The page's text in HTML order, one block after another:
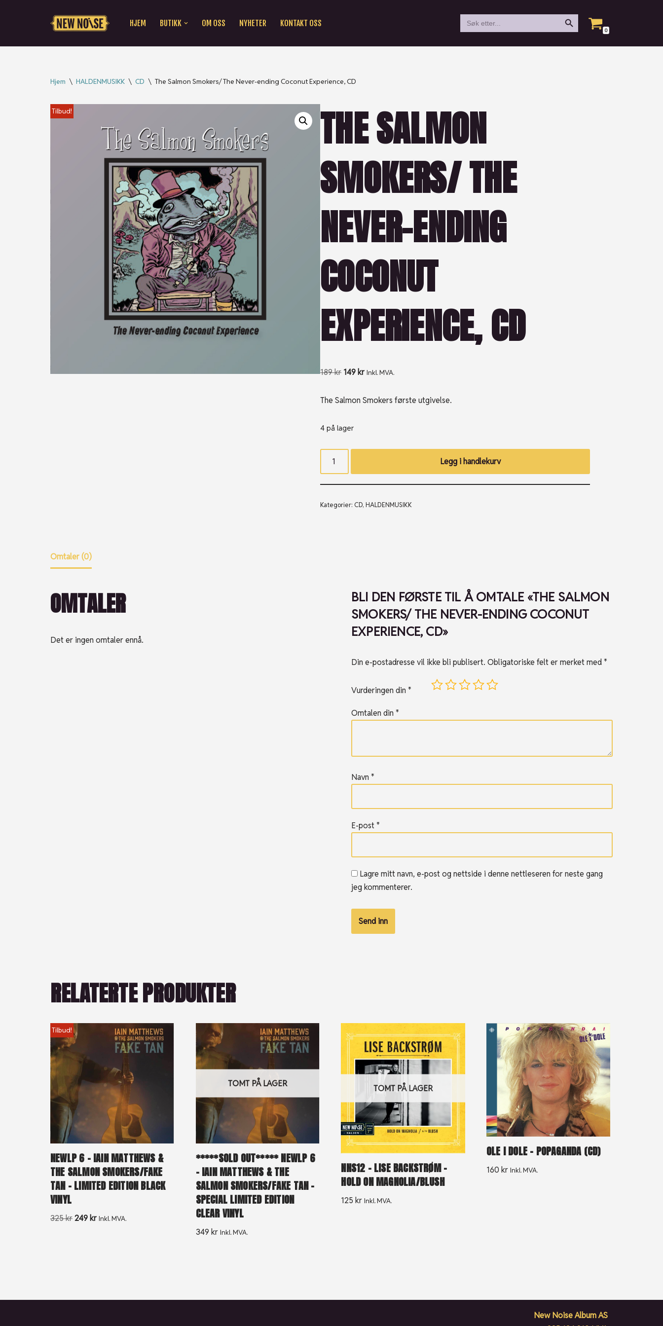
HJEM BUTIKK OM OSS NYHETER KONTAKT OSS
Search
for:
Search Button
0
Hjem \ HALDENMUSIKK \ CD \ The Salmon Smokers/ The Never-ending Coconut Experience, CD
Tilbud!
THE SALMON
SMOKERS/ THE
NEVER-ENDING
COCONUT
EXPERIENCE, CD
189kr 149 kr Inkl. MVA.
The Salmon Smokers første utgivelse.
4 på lager
Legg i handlekurv
Kategorier: CD,HALDENMUSIKK
Omtaler (0)
OMTALER
Det er ingen omtaler ennå.
BLI DEN FØRSTE TIL Å OMTALE «THE SALMON
SMOKERS/ THE NEVER-ENDING COCONUT
EXPERIENCE, CD»
Din e-postadresse vil ikke bli publisert. Obligatoriske felt er merket med*
Vurderingen din *
Omtalen din *
Navn *
E-post*
Lagre mitt navn, e-post og nettside i denne nettleseren for neste gang
jeg kommenterer.
RELATERTE PRODUKTER
Tilbud!
NEWLP 6 – IAIN MATTHEWS &
THE SALMON SMOKERS/FAKE
TAN – LIMITED EDITION BLACK
VINYL
325kr249 kr Inkl. MVA.
TOMT PÅ LAGER
*****SOLD OUT***** NEWLP 6
– IAIN MATTHEWS & THE
SALMON SMOKERS/FAKE TAN –
SPECIAL LIMITED EDITION
CLEAR VINYL
349 kr Inkl. MVA.
TOMT PÅ LAGER
NNS12 – LISE BACKSTRØM –
HOLD ON MAGNOLIA/BLUSH
125kr Inkl. MVA.
OLE I DOLE – POPAGANDA (CD)
160kr Inkl. MVA.
New Noise Album AS